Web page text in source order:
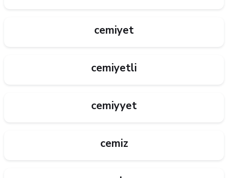
cemiyet
cemiyetli
cemiyyet
cemiz